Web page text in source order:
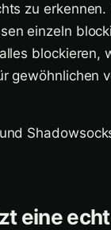
zu erkennen.
einzeln
blockieren,
gewöhnlichen
eine